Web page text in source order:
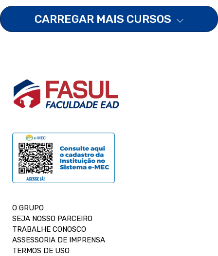
CARREGAR MAIS CURSOS
O GRUPO
SEJA NOSSO PARCEIRO
TRABALHE CONOSCO
ASSESSORIA DE IMPRENSA
TERMOS DE USO